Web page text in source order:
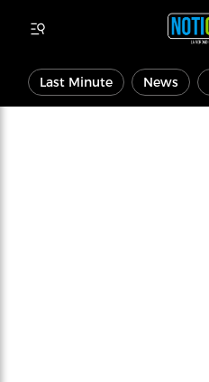
Last Minute News